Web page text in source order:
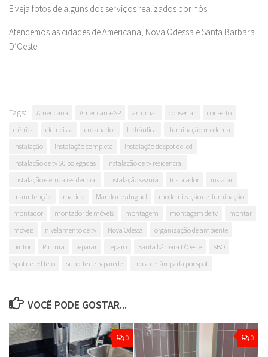
E veja fotos de alguns dos serviços realizados por nós.
Atendemos as cidades de Americana, Nova Odessa e Santa Barbara
D’Oeste.
Tags: Americana Americana-SP arrumar consertar
conserto
elétrica
eletricista encanador hidráulica
iluminação moderna
instalação
instalação completa
instalação de spot de led
instalação de tv 50 polegadas
instalação de tv residencial
instalação elétrica residencial
instalação segura Instalador
instalar
manutenção
marido Marido de aluguel
modernização de iluminação
montador
montador de móveis montagem montagem de tv
montar
móveis
nivelamento de tv Nova Odessa
organização de ambiente
pintor
Pintura reparar reparo Santa bárbara D'Oeste
SBO
spot de led teto
suporte de tv parede troca de lâmpada por spot
VOCÊ PODE GOSTAR...
0 0